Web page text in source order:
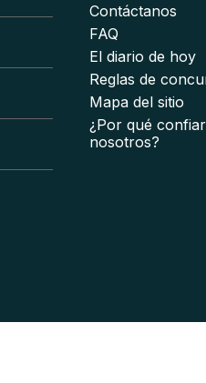
Contáctanos
FAQ
El diario de hoy
Reglas de
Mapa del sitio
¿Por qué
nosotros?